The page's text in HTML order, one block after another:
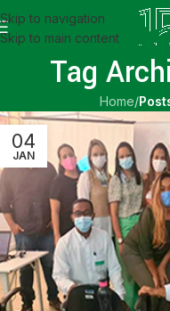
Skip to navigation
Skip to main content
Tag
Home/
04
JAN